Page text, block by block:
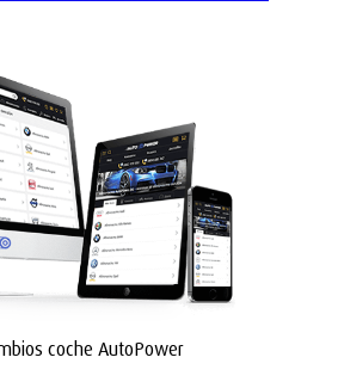
coche AutoPower